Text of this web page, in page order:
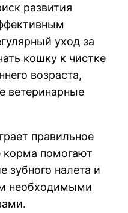
развития
уход за
кошку к чистке
возраста,
ветеринарные
правильное
корма помогают
зубного налета и
необходимыми